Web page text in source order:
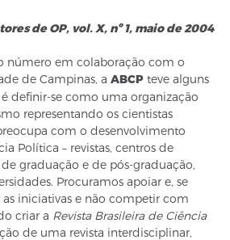
de OP, vol. X, nº 1, maio de 2004
número em colaboração com o
de Campinas, a ABCP teve alguns
definir-se como uma organização
representando os cientistas
com o desenvolvimento
Política – revistas, centros de
graduação e de pós-graduação,
Procuramos apoiar e, se
iniciativas e não competir com
criar a Revista Brasileira de Ciência
de uma revista interdisciplinar,